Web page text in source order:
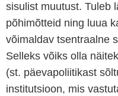
sisulist muutust. Tuleb
põhimõtteid ning luua
võimaldav tsentraalne
Selleks võiks olla
(st. päevapoliitikast
institutsioon, mis